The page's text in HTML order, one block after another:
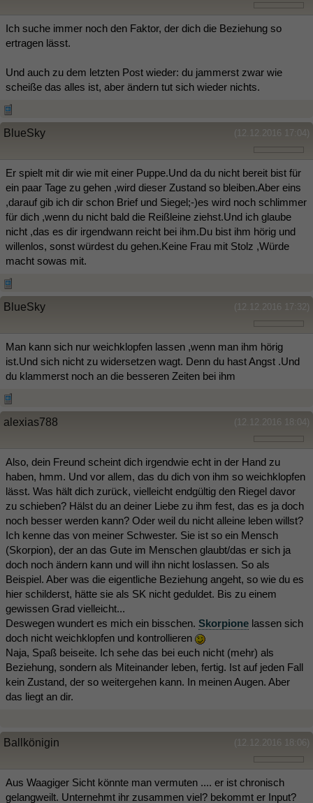
Ich suche immer noch den Faktor, der dich die Beziehung so
ertragen lässt.
Und auch zu dem letzten Post wieder: du jammerst zwar wie
scheiße das alles ist, aber ändern tut sich wieder nichts.
(12.12.2016 17:04)
BlueSky
Er spielt mit dir wie mit einer Puppe.Und da du nicht bereit bist für
ein paar Tage zu gehen ,wird dieser Zustand so bleiben.Aber eins
,darauf gib ich dir schon Brief und Siegel;-)es wird noch schlimmer
für dich ,wenn du nicht bald die Reißleine ziehst.Und ich glaube
nicht ,das es dir irgendwann reicht bei ihm.Du bist ihm hörig und
willenlos, sonst würdest du gehen.Keine Frau mit Stolz ,Würde
macht sowas mit.
(12.12.2016 17:32)
BlueSky
Man kann sich nur weichklopfen lassen ,wenn man ihm hörig
ist.Und sich nicht zu widersetzen wagt. Denn du hast Angst .Und
du klammerst noch an die besseren Zeiten bei ihm
(12.12.2016 18:04)
alexias788
Also, dein Freund scheint dich irgendwie echt in der Hand zu
haben, hmm. Und vor allem, das du dich von ihm so weichklopfen
lässt. Was hält dich zurück, vielleicht endgültig den Riegel davor
zu schieben? Hälst du an deiner Liebe zu ihm fest, das es ja doch
noch besser werden kann? Oder weil du nicht alleine leben willst?
Ich kenne das von meiner Schwester. Sie ist so ein Mensch
(Skorpion), der an das Gute im Menschen glaubt/das er sich ja
doch noch ändern kann und will ihn nicht loslassen. So als
Beispiel. Aber was die eigentliche Beziehung angeht, so wie du es
hier schilderst, hätte sie als SK nicht geduldet. Bis zu einem
gewissen Grad vielleicht...
Deswegen wundert es mich ein bisschen. Skorpione lassen sich
doch nicht weichklopfen und kontrollieren
Naja, Spaß beiseite. Ich sehe das bei euch nicht (mehr) als
Beziehung, sondern als Miteinander leben, fertig. Ist auf jeden Fall
kein Zustand, der so weitergehen kann. In meinen Augen. Aber
das liegt an dir.
(12.12.2016 18:06)
Ballkönigin
Aus Waagiger Sicht könnte man vermuten .... er ist chronisch
gelangweilt. Unternehmt ihr zusammen viel? bekommt er Input?